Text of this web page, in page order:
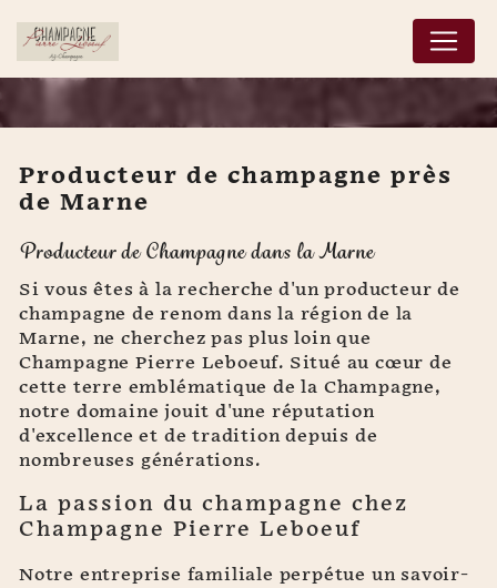
champagne près de
Marne
Producteur de champagne près
de Marne
Producteur de Champagne dans la Marne
Si vous êtes à la recherche d'un producteur de
champagne de renom dans la région de la
Marne, ne cherchez pas plus loin que
Champagne Pierre Leboeuf. Situé au cœur de
cette terre emblématique de la Champagne,
notre domaine jouit d'une réputation
d'excellence et de tradition depuis de
nombreuses générations.
La passion du champagne chez
Champagne Pierre Leboeuf
Notre entreprise familiale perpétue un savoir-